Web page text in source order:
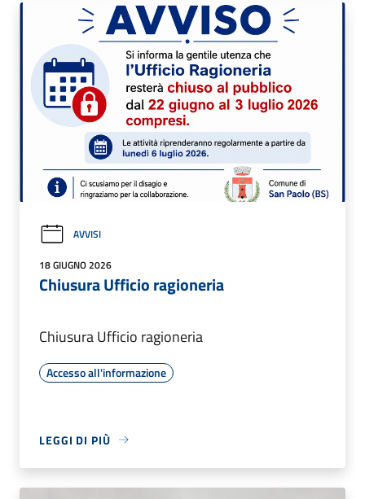
AVVISI
18 GIUGNO 2026
Chiusura Ufficio ragioneria
Chiusura Ufficio ragioneria
Accesso all'informazione
LEGGI DI PIÙ